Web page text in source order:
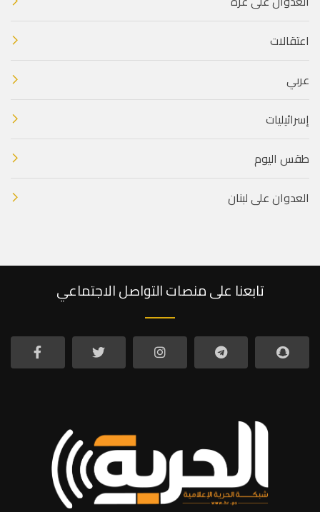
اعتقالات
عربي
إسرائيليات
طقس اليوم
العدوان على لبنان
تابعنا على منصات التواصل الاجتماعي